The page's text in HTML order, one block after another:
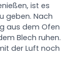
ist es
geben. Nach
aus dem Ofen
Blech ruhen.
der Luft noch